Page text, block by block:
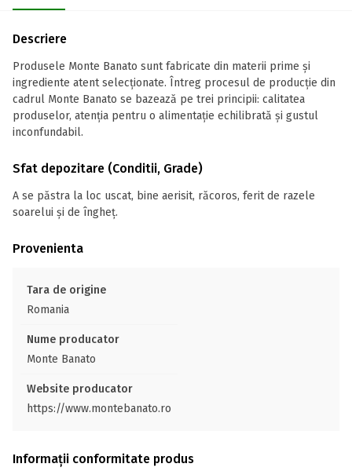
Descriere
Produsele Monte Banato sunt fabricate din materii prime şi
ingrediente atent selecţionate. Întreg procesul de producţie din
cadrul Monte Banato se bazează pe trei principii: calitatea
produselor, atenţia pentru o alimentaţie echilibrată şi gustul
inconfundabil.
Sfat depozitare (Conditii, Grade)
A se păstra la loc uscat, bine aerisit, răcoros, ferit de razele
soarelui și de îngheț.
Provenienta
Tara de origine
Romania
Nume producator
Monte Banato
Website producator
https://www.montebanato.ro
Informații conformitate produs